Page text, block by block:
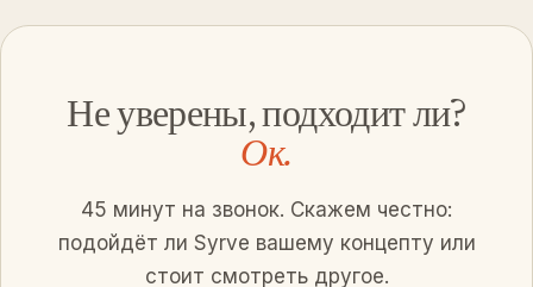
Не уверены, подходит ли?
Ок.
45 минут на звонок. Скажем честно:
подойдёт ли Syrve вашему концепту или
стоит смотреть другое.